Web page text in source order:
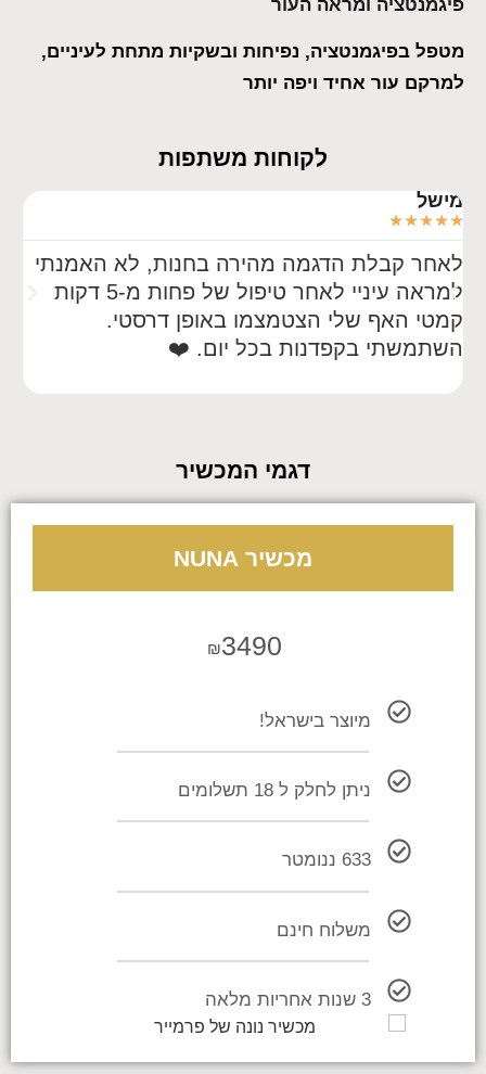
פיגמנטציה ומראה העור
מטפל בפיגמנטציה, נפיחות ובשקיות מתחת לעיניים,
למרקם עור אחיד ויפה יותר
לקוחות משתפות
מישל
☆
☆
☆
☆
☆
לאחר קבלת הדגמה מהירה בחנות, לא האמנתי
למראה עיניי לאחר טיפול של פחות מ-5 דקות
קמטי האף שלי הצטמצמו באופן דרסטי.
השתמשתי בקפדנות בכל יום. ❤️
דגמי המכשיר
מכשיר NUNA
₪3490
מיוצר בישראל!
ניתן לחלק ל 18 תשלומים
633 ננומטר
משלוח חינם
3 שנות אחריות מלאה